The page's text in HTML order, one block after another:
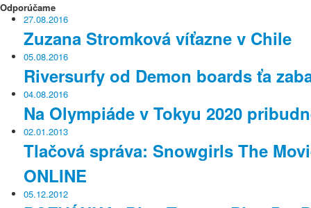
Odporúčame
27.08.2016
Zuzana Stromková víťazne v Chile
05.08.2016
Riversurfy od Demon boards ťa
04.08.2016
Na Olympiáde v Tokyu 2020
02.01.2013
Tlačová správa: Snowgirls The
ONLINE
05.12.2012